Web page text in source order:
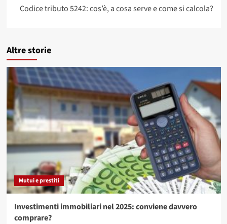
Codice tributo 5242: cos’è, a cosa serve e come si calcola?
Altre storie
Mutui e prestiti
Investimenti immobiliari nel 2025: conviene davvero
comprare?